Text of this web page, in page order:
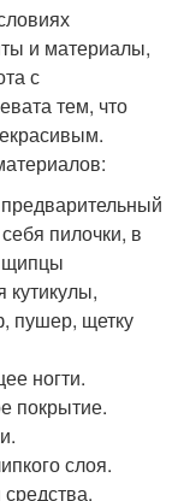
и материалы,
с
тем, что
пилочки, в
щипцы
кутикулы,
пушер, щетку
ногти.
покрытие.
слоя.